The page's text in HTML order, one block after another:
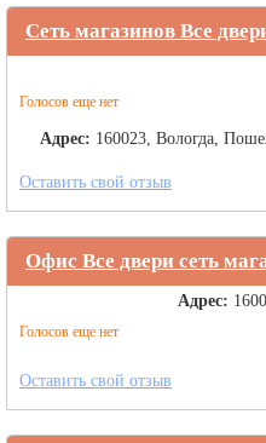
Сеть магазинов Все
Голосов еще нет
Адрес: 160023, Вологда,
Оставить свой отзыв
Офис Все двери сеть
Голосов еще нет
Адрес:
Оставить свой отзыв